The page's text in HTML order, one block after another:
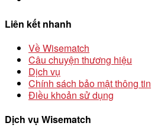
Liên kết nhanh
Về Wisematch
Câu chuyện thương hiệu
Dịch vụ
Chính sách bảo mật thông tin
Điều khoản sử dụng
Dịch vụ Wisematch